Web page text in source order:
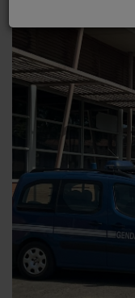
EMISSIONS
TITRES DIFFUSÉS
FRÉQUENCES
EVÈNEMENTS
LES JEUX
JEUX CONCOURS
CONTACTEZ-NOUS